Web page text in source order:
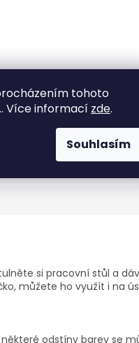
tohoto
Více informací zde.
Souhlasím
si pracovní stůl a
můžete ho využít i na
odstíny barev se